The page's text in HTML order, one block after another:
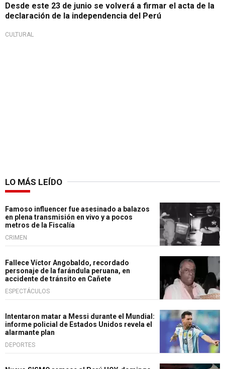
Desde este 23 de junio se volverá a firmar el acta de la
declaración de la independencia del Perú
CULTURAL
LO MÁS LEÍDO
Famoso influencer fue asesinado a balazos
en plena transmisión en vivo y a pocos
metros de la Fiscalía
CRIMEN
Fallece Víctor Angobaldo, recordado
personaje de la farándula peruana, en
accidente de tránsito en Cañete
ESPECTÁCULOS
Intentaron matar a Messi durante el Mundial:
informe policial de Estados Unidos revela el
alarmante plan
DEPORTES